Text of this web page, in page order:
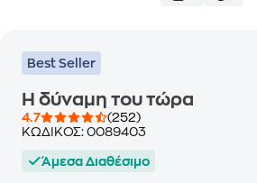
Best Seller
Η δύναμη του τώρα
4.7
(252)
ΚΩΔΙΚΟΣ: 0089403
Άμεσα Διαθέσιμο